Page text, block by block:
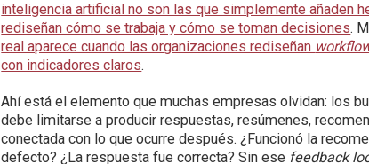
inteligencia artificial no son las que simplemente añaden
rediseñan cómo se trabaja y cómo se toman decisiones.
real aparece cuando las organizaciones rediseñan
con indicadores claros.
Ahí está el elemento que muchas empresas olvidan: los
debe limitarse a producir respuestas, resúmenes,
conectada con lo que ocurre después. ¿Funcionó la
defecto? ¿La respuesta fue correcta? Sin ese feedback